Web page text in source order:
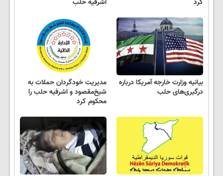
کرد اشرفیه حلب
بیانیه وزارت خارجه آمریکا درباره
درگیری‌های حلب
مدیریت خودگردان حملات به
شیخ‌مقصود و اشرفیه حلب را
محکوم کرد